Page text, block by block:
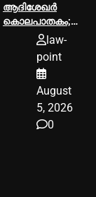
ആദിശേഖര്‍
കൊലപാതകം;
ശിക്ഷ മരവിപ്പിച്ച്‌
സുപ്രീംകോടതി,
അനുവദിച്ചു
law-
point
August
5, 2026
0